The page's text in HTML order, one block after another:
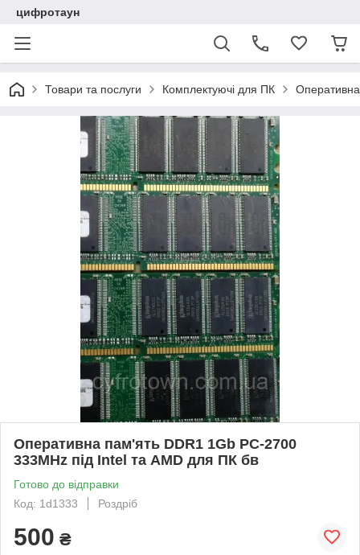
цифротаун
Товари та послуги Комплектуючі для ПК
Оперативна пам'ять DDR1 1Gb PC-2700
333MHz під Intel та AMD для ПК бв
Готово до відправки
Код: 1d1333
Роздріб
500 ₴